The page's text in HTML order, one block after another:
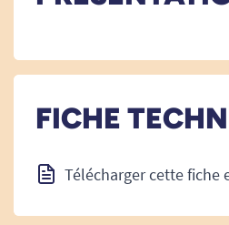
FICHE
Télécharger cette fiche